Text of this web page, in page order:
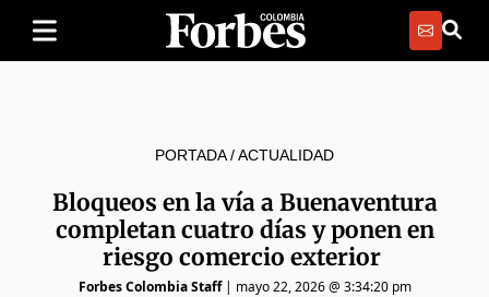
PORTADA/ACTUALIDAD
Bloqueos en la vía a Buenaventura
completan cuatro días y ponen en
riesgo comercio exterior
Forbes Colombia Staff| mayo 22, 2026 @ 3:34:20 pm